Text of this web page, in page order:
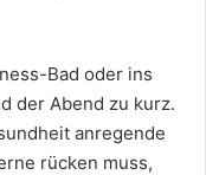
Bad oder ins
der Abend zu kurz.
anregende
rücken muss,